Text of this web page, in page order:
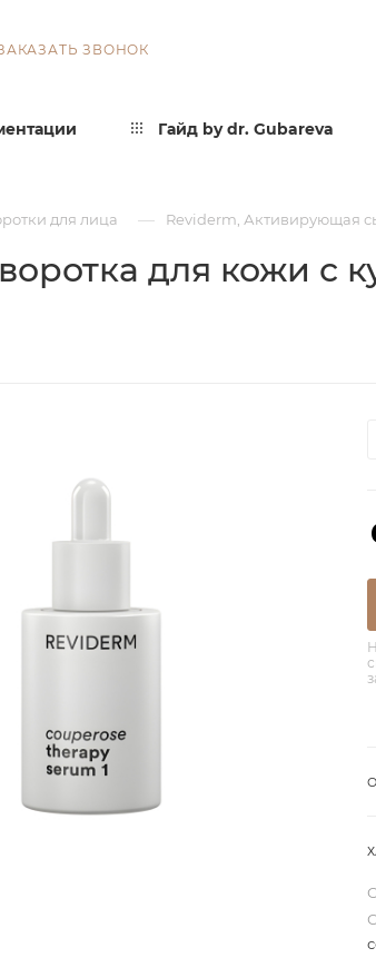
ЗВОНОК
Гайд by dr. Gubareva
для лица — Reviderm, Активирующая
для кожи с